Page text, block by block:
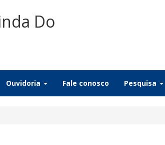
Do
Ouvidoria Fale conosco Pesquisa